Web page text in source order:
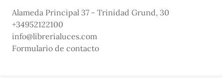
Alameda Principal 37 - Trinidad Grund, 30
+34952122100
info@librerialuces.com
Formulario de contacto